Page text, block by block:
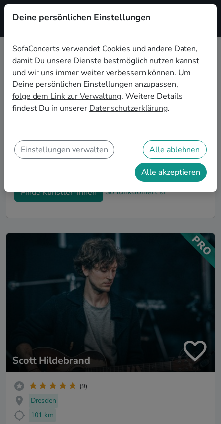
Registrieren
Country Coverbands buchen in
Leipzig
Buche eine Country Coverband in Leipzig für Deine
nächste Veranstaltung! Unsere Country Coverbands in
verschiedener Genres und gehen genau auf Deine
Wünsche und Vorstellungen ein. Auf SofaConcerts
findest Du professionelle Coverbands in Leipzig, die
genau zu Dir und Deinem Event passen.
Finde Künstler*innen So funktioniert's!
Scott Hildebrand
(9)
Dresden
101 km
Deine persönlichen Einstellungen
SofaConcerts verwendet Cookies und andere Daten,
damit Du unsere Dienste bestmöglich nutzen kannst
und wir uns immer weiter verbessern können. Um
Deine persönlichen Einstellungen anzupassen,
folge dem Link zur Verwaltung. Weitere Details
findest Du in unserer Datenschutzerklärung.
Einstellungen verwalten Alle ablehnen
Alle akzeptieren